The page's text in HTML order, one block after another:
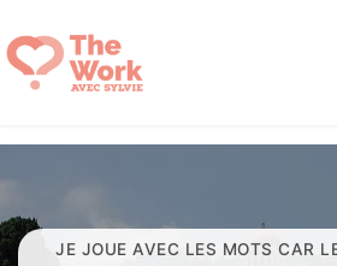
au
contenu
JE JOUE AVEC LES MOTS CAR